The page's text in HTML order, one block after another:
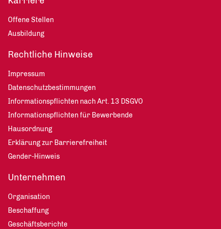
Offene Stellen
Ausbildung
Rechtliche Hinweise
Impressum
Datenschutzbestimmungen
Informationspflichten nach Art. 13 DSGVO
Informationspflichten für Bewerbende
Hausordnung
Erklärung zur Barrierefreiheit
Gender-Hinweis
Unternehmen
Organisation
Beschaffung
Geschäftsberichte